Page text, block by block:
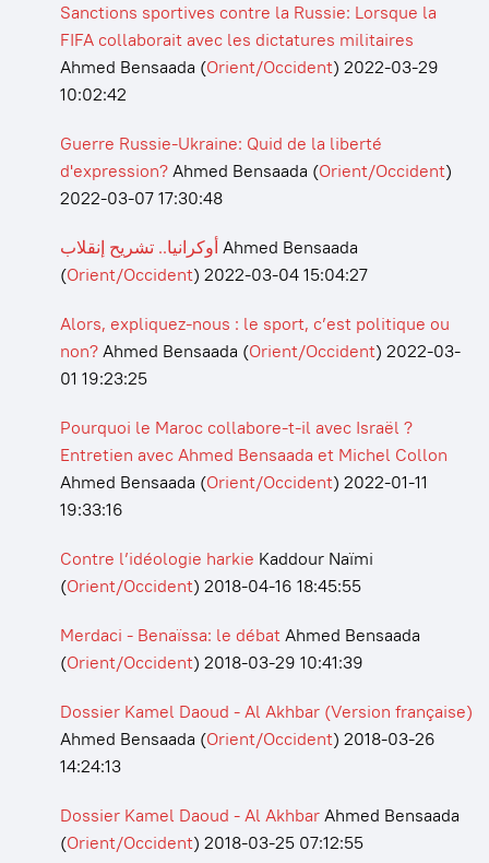
Sanctions sportives contre la Russie: Lorsque la
FIFA collaborait avec les dictatures militaires
Ahmed Bensaada (Orient/Occident) 2022-03-29
10:02:42
Guerre Russie-Ukraine: Quid de la liberté
d'expression?Ahmed Bensaada (Orient/Occident)
2022-03-07 17:30:48
أوكرانيا.. تشريح إنقلاب Ahmed Bensaada
(Orient/Occident) 2022-03-04 15:04:27
Alors, expliquez-nous : le sport, c’est politique ou
non?Ahmed Bensaada (Orient/Occident) 2022-03-
01 19:23:25
Pourquoi le Maroc collabore-t-il avec Israël ?
Entretien avec Ahmed Bensaada et Michel Collon
Ahmed Bensaada (Orient/Occident) 2022-01-11
19:33:16
Contre l’idéologie harkie Kaddour Naïmi
(Orient/Occident) 2018-04-16 18:45:55
Merdaci - Benaïssa: le débatAhmed Bensaada
(Orient/Occident) 2018-03-29 10:41:39
Dossier Kamel Daoud - Al Akhbar (Version française)
Ahmed Bensaada (Orient/Occident) 2018-03-26
14:24:13
Dossier Kamel Daoud - Al AkhbarAhmed Bensaada
(Orient/Occident) 2018-03-25 07:12:55